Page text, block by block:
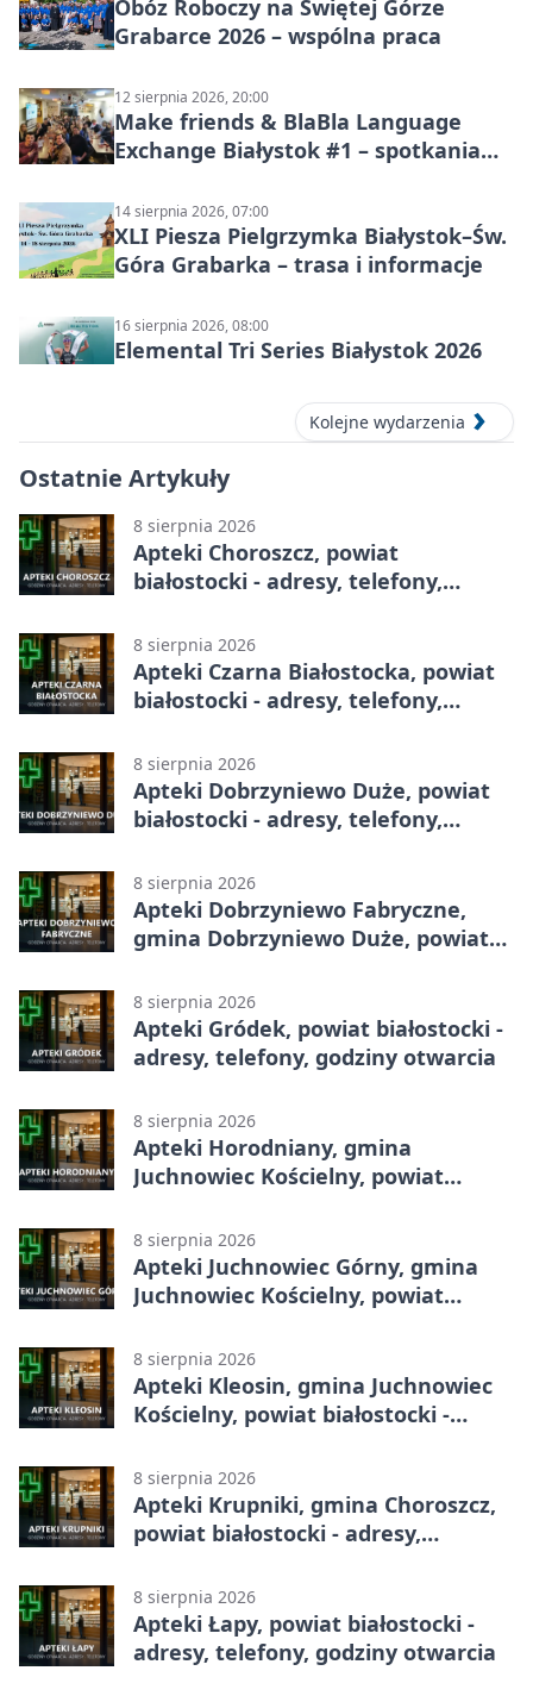
Obóz Roboczy na Świętej Górze
Grabarce 2026 – wspólna praca
12 sierpnia 2026, 20:00
Make friends & BlaBla Language
Exchange Białystok #1 – spotkania
14 sierpnia 2026, 07:00
XLI Piesza Pielgrzymka Białystok–Św.
Góra Grabarka – trasa i informacje
16 sierpnia 2026, 08:00
Elemental Tri Series Białystok 2026
Kolejne wydarzenia
Ostatnie Artykuły
8 sierpnia 2026
Apteki Choroszcz, powiat
białostocki - adresy, telefony,
8 sierpnia 2026
Apteki Czarna Białostocka, powiat
białostocki - adresy, telefony,
8 sierpnia 2026
Apteki Dobrzyniewo Duże, powiat
białostocki - adresy, telefony,
8 sierpnia 2026
Apteki Dobrzyniewo Fabryczne,
gmina Dobrzyniewo Duże, powiat
godziny otwarcia
8 sierpnia 2026
Apteki Gródek, powiat białostocki -
adresy, telefony, godziny otwarcia
8 sierpnia 2026
Apteki Horodniany, gmina
Juchnowiec Kościelny, powiat
godziny otwarcia
8 sierpnia 2026
Apteki Juchnowiec Górny, gmina
Juchnowiec Kościelny, powiat
godziny otwarcia
8 sierpnia 2026
Apteki Kleosin, gmina Juchnowiec
Kościelny, powiat białostocki -
8 sierpnia 2026
Apteki Krupniki, gmina Choroszcz,
powiat białostocki - adresy,
8 sierpnia 2026
Apteki Łapy, powiat białostocki -
adresy, telefony, godziny otwarcia